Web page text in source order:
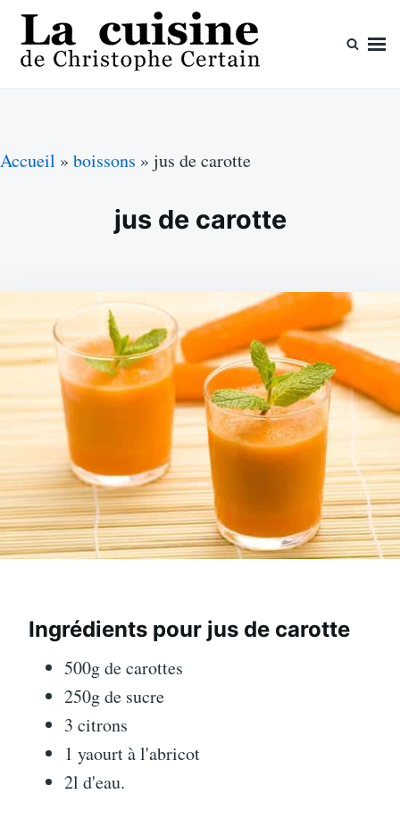
Skip
content
Search
for:
Accueil » boissons » jus de carotte
jus de carotte
Ingrédients pour jus de carotte
500g de carottes
250g de sucre
3 citrons
1 yaourt à l'abricot
2l d'eau.